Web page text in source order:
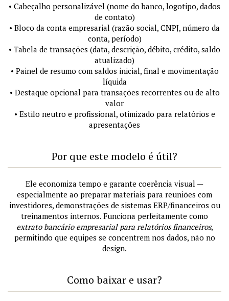
• Cabeçalho personalizável (nome do banco, logotipo, dados
de contato)
• Bloco da conta empresarial (razão social, CNPJ, número da
conta, período)
• Tabela de transações (data, descrição, débito, crédito, saldo
atualizado)
• Painel de resumo com saldos inicial, final e movimentação
líquida
• Destaque opcional para transações recorrentes ou de alto
valor
• Estilo neutro e profissional, otimizado para relatórios e
apresentações
Por que este modelo é útil?
Ele economiza tempo e garante coerência visual —
especialmente ao preparar materiais para reuniões com
investidores, demonstrações de sistemas ERP/financeiros ou
treinamentos internos. Funciona perfeitamente como
extrato bancário empresarial para relatórios financeiros,
permitindo que equipes se concentrem nos dados, não no
design.
Como baixar e usar?